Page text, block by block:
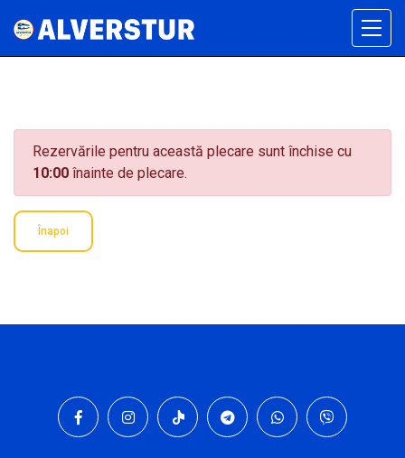
Rezervările pentru această plecare sunt închise cu
10:00 înainte de plecare.
Înapoi